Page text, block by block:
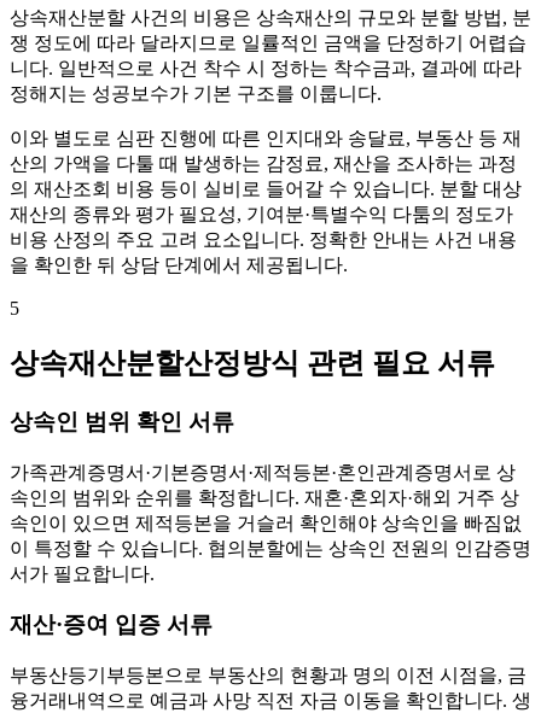
상속재산분할 사건의 비용은 상속재산의 규모와 분할 방법, 분
쟁 정도에 따라 달라지므로 일률적인 금액을 단정하기 어렵습
니다. 일반적으로 사건 착수 시 정하는 착수금과, 결과에 따라
정해지는 성공보수가 기본 구조를 이룹니다.
이와 별도로 심판 진행에 따른 인지대와 송달료, 부동산 등 재
산의 가액을 다툴 때 발생하는 감정료, 재산을 조사하는 과정
의 재산조회 비용 등이 실비로 들어갈 수 있습니다. 분할 대상
재산의 종류와 평가 필요성, 기여분·특별수익 다툼의 정도가
비용 산정의 주요 고려 요소입니다. 정확한 안내는 사건 내용
을 확인한 뒤 상담 단계에서 제공됩니다.
5
상속재산분할산정방식 관련 필요 서류
상속인 범위 확인 서류
가족관계증명서·기본증명서·제적등본·혼인관계증명서로 상
속인의 범위와 순위를 확정합니다. 재혼·혼외자·해외 거주 상
속인이 있으면 제적등본을 거슬러 확인해야 상속인을 빠짐없
이 특정할 수 있습니다. 협의분할에는 상속인 전원의 인감증명
서가 필요합니다.
재산·증여 입증 서류
부동산등기부등본으로 부동산의 현황과 명의 이전 시점을, 금
융거래내역으로 예금과 사망 직전 자금 이동을 확인합니다. 생